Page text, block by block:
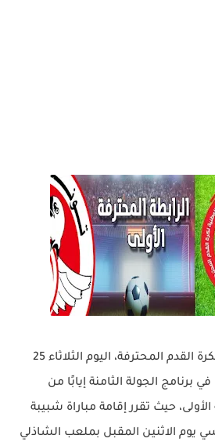
أعلنت الرابطة الوطنية لكرة القدم المحترفة، اليوم الثلاثاء 25
تعديل في برنامج الجولة الثامنة إيابًا من
حيث تقرر إقامة مباراة شبيبة
يوم الاثنين المقبل بملعب الشاذلي